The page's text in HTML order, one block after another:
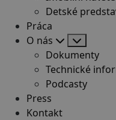
Detské
Práca
O nás
Dokumenty
Technické
Podcasty
Press
Kontakt